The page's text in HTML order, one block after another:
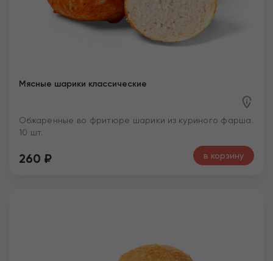
Мясные шарики классические
Обжаренные во фритюре шарики из куриного фарша.
10 шт.
260 ₽ в корзину